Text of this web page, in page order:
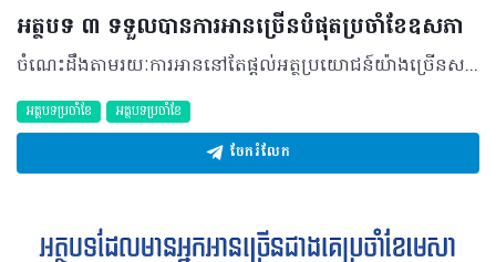
អត្ថបទ ៣ ទទួលបានការអានច្រើនបំផុតប្រចាំខែឧសភា
ចំណេះដឹងតាមរយៈការអាននៅតែផ្ដល់អត្ថប្រយោជន៍យ៉ាងច្រើនសន្ធឹកសន្ធាប់សម្រាប់ការយល់ដឹងពីព្រឹត្តិការណ៍នានា ក៏ដូចជាគន្លឹះក្នុងការរស់នៅប្រចាំថ្ងៃផងដែរ។ ជាក់ស្ដែង គេហទំព័រ healthtime.tips បានធ្វើការផ្សព្វផ្សាយយ៉ាងទូលំទូលាយនូវអត្ថបទផ្នែកសុខភាពជាច្រើនប្រភេទ ដែលមិនខុសពីខែមុននោះទេ ដោយក្នុងនោះសម្រាប់ខែឧសភា ក៏សង្កេតឃើញមានអត្ថបទ ៣ដែលទទួលបានការអានច្រើនបំផុតរួមមាន៖ ១. ប្រសិទ្ធភាពនៃ Folic Acid និង DHA ចំពោះស្រ្តីមានផ្ទៃពោះ សារធាតុសកម្ម Folic Acid ជាទម្រង់មួយដែលសំយោគចេញពីវីតាមីន បេ មានលក្ខណៈរលាយក្នុងទឹក ជាមួយមុខងារសំខាន់ក្នុងការផលិតកោសិកាគ្រាប់ឈាមក្រហមរបស់ទារកសម្រាប់ចាប់ផ្តើមអភិវឌ្ឍផ្នែកប្រព័ន្ធសរសៃប្រសាទ។ ជាក់ស្តែង ពពួកវីតាមីន បេ នេះអាចមានវត្តមាននៅក្នុងអាហារប្រចាំថ្ងៃ ដូចជាបន្លែពណ៌បៃតងចាស់ ផ្លែឈើដែលមានរសជាតិជូរ និងប្រភេទផលិតផលធញ្ញជាតិជាដើម។ ចំណែកសារធាតុសកម្មមួយទៀតដែលមានឈ្មោះ Docosahexaenoic Acid (DHA) គឺជាប្រភេទខ្លាញ់អូមេហ្គា ៣ ដែលសម្បូរទៅដោយអត្ថប្រយោជន៍មិនសម្រាប់តែការប្រើប្រាស់ទូទៅ តែក៏ត្រូវបានទទួលស្គាល់ជាជំនួយដល់ការពពោះចាប់តាំងពីខែដំបូងផងដែរ។ ក្រៅពីសារធាតុចាំបាច់ខាងលើ ឱសថបំប៉នប្រភេទនេះក៏មាននូវការរួមផ្សំនូវវីតាមីន និងសារធាតុរ៉ែផ្សេងទៀត ដែលខុសគ្នាទៅតាមផលិតផលនីមួយៗដើម្បីជាការបំពេញតម្រូវការបន្ថែមក្នុងអំឡុងពេលមានផ្ទៃពោះ។ ចង់ដឹងកាន់តែលម្អិតអាចចូលទៅកាន់៖ https://healthtime.tips/library/article/1939 ២. សញ្ញាណនៃជំងឺប្រគ្រីវដែលអ្នកត្រូវដឹង ក្នុងរយៈពេល ២ ទៅ ៣ទសវត្សរ៍ចុងក្រោយនេះ គេសង្កេតឃើញថា ទំនោរនៃការកើតជំងឺប្រគ្រីវមានកាន់តែច្រើនឡើងៗជាលំដាប់។ ជាក់ស្តែងប្រជាជនអាមេរិកដែលបានកើតជំងឺនេះមានប្រមាណជា ៤៣.៣លាននាក់ ត្រូវនឹង ២៣%នៃប្រជាជនពេញវ័យនៃប្រជាជនសរុប។ ថ្វីត្បិតកម្ពុជាមិនទាន់មានទិន្នន័យគ្រប់គ្រាន់និងច្បាស់លាស់ ប៉ុន្តែគេសង្កេតឃើញថាអត្រានៃជំងឺនេះមានការកើនឡើងដូចគ្នា នេះបើយោងតាមប្រសាសន៍របស់ សាស្រ្តាចារ្យ លី ជាតិតា នាយផ្នែកជំងឺសន្លាក់ឆ្អឹង និងសាច់ដុំនៅមន្ទីរពេទ្យមិត្តភាពខ្មែរ-សូវៀត។ ស្វែងយល់បន្ថែមពីជំងឺនេះតាមរយៈ៖ https://healthtime.tips/library/article/1948 ៣. អារម្មណ៍ភ័យស្លន់ស្លោបណ្តាលមកពីបេះដូងឬ? “ខ្ញុំបាទមានអាយុ ២២ឆ្នាំ កម្ពស់១ម៉ែត្រ៦៥ ទម្ងន់៥៨គីឡូក្រាម ជានិស្សិតរស់នៅភ្នំពេញ។ ខ្ញុំតែងតែឆាប់មានអារម្មណ៍ភ័យស្លន់ស្លោ ហើយជួនកាលពេលខ្លះមានអាការៈឈឺបន្តិចបន្តួចនៅលើទ្រូងផ្នែកខាងឆ្វេងនិងបេះដូងលោតកន្ត្រាក់ញាប់បន្ទាប់ពីខ្ញុំមានគ្រោះថ្នាក់ដួលខ្ទប់ទ្រូងនៅលើដៃកង់សន្លប់កាលពី ១ឆ្នាំមុន។ តើនេះជាសញ្ញាអ្វី? តើខ្ញុំគួរដោះស្រាយដោយវិធីណា?” នេះជាបញ្ហាដែលបានលើកឡើងពីសំណាក់អ្នកអានម្នាក់ និងត្រូវបានបកស្រាយពីសំណាក់គ្រូពេទ្យឯកទេស។ កាន់តែច្បាស់ពីការបកស្រាយអាចចូលទៅកាន់៖ https://healthtime.tips/library/article/1938 ©2019 រក្សាសិទ្ធិគ្រប់យ៉ាង​ដោយ Healthtime Corporation ចំពោះគ្រប់អត្ថបទដោយគ្មានផ្នែកណាមួយត្រូវបោះពុម្ពផ្សាយចូល ប្រព័ន្ធអុីនធឺណែតឧបករណ៍អេឡិចត្រូនិកអាត់ជាសំឡេងឬថតចំលងគ្រប់រូបភាពដោយគ្មានការអនុញ្ញាតឡើយ
អត្ថបទប្រចាំខែ អត្ថបទប្រចាំខែ
ចែករំលែក